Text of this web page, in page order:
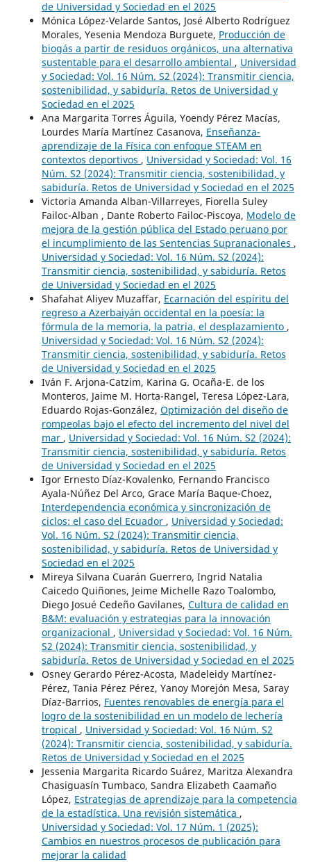
de Universidad y Sociedad en el 2025
Mónica López-Velarde Santos, José Alberto Rodríguez
Morales, Yesenia Mendoza Burguete, Producción de
biogás a partir de residuos orgánicos, una alternativa
sustentable para el desarrollo ambiental , Universidad
y Sociedad: Vol. 16 Núm. S2 (2024): Transmitir ciencia,
sostenibilidad, y sabiduría. Retos de Universidad y
Sociedad en el 2025
Ana Margarita Torres Águila, Yoendy Pérez Macías,
Lourdes María Martínez Casanova, Enseñanza-
aprendizaje de la Física con enfoque STEAM en
contextos deportivos , Universidad y Sociedad: Vol. 16
Núm. S2 (2024): Transmitir ciencia, sostenibilidad, y
sabiduría. Retos de Universidad y Sociedad en el 2025
Victoria Amanda Alban-Villarreyes, Fiorella Suley
Failoc-Alban , Dante Roberto Failoc-Piscoya, Modelo de
mejora de la gestión pública del Estado peruano por
el incumplimiento de las Sentencias Supranacionales ,
Universidad y Sociedad: Vol. 16 Núm. S2 (2024):
Transmitir ciencia, sostenibilidad, y sabiduría. Retos
de Universidad y Sociedad en el 2025
Shafahat Aliyev Muzaffar, Ecarnación del espíritu del
regreso a Azerbaiyán occidental en la poesía: la
fórmula de la memoria, la patria, el desplazamiento ,
Universidad y Sociedad: Vol. 16 Núm. S2 (2024):
Transmitir ciencia, sostenibilidad, y sabiduría. Retos
de Universidad y Sociedad en el 2025
Iván F. Arjona-Catzim, Karina G. Ocaña-E. de los
Monteros, Jaime M. Horta-Rangel, Teresa López-Lara,
Eduardo Rojas-González, Optimización del diseño de
rompeolas bajo el efecto del incremento del nivel del
mar , Universidad y Sociedad: Vol. 16 Núm. S2 (2024):
Transmitir ciencia, sostenibilidad, y sabiduría. Retos
de Universidad y Sociedad en el 2025
Igor Ernesto Díaz-Kovalenko, Fernando Francisco
Ayala-Núñez Del Arco, Grace María Baque-Choez,
Interdependencia económica y sincronización de
ciclos: el caso del Ecuador , Universidad y Sociedad:
Vol. 16 Núm. S2 (2024): Transmitir ciencia,
sostenibilidad, y sabiduría. Retos de Universidad y
Sociedad en el 2025
Mireya Silvana Cuarán Guerrero, Ingrid Natalia
Caicedo Quiñones, Jeime Michelle Razo Toalombo,
Diego Josué Cedeño Gavilanes, Cultura de calidad en
B&M: evaluación y estrategias para la innovación
organizacional , Universidad y Sociedad: Vol. 16 Núm.
S2 (2024): Transmitir ciencia, sostenibilidad, y
sabiduría. Retos de Universidad y Sociedad en el 2025
Osney Gerardo Pérez-Acosta, Madeleidy Martínez-
Pérez, Tania Pérez Pérez, Yanoy Morejón Mesa, Saray
Díaz-Barrios, Fuentes renovables de energía para el
logro de la sostenibilidad en un modelo de lechería
tropical , Universidad y Sociedad: Vol. 16 Núm. S2
(2024): Transmitir ciencia, sostenibilidad, y sabiduría.
Retos de Universidad y Sociedad en el 2025
Jessenia Margarita Ricardo Suárez, Maritza Alexandra
Chasiguasín Tumbaco, Sandra Elizabeth Caamaño
López, Estrategias de aprendizaje para la competencia
de la estadística. Una revisión sistemática ,
Universidad y Sociedad: Vol. 17 Núm. 1 (2025):
Cambios en nuestros procesos de publicación para
mejorar la calidad